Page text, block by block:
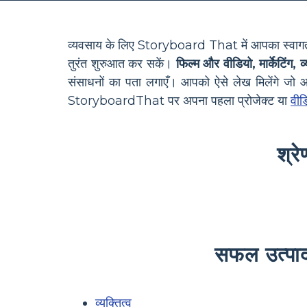
व्यवसाय के लिए Storyboard That में आपका स्वागत
तुरंत शुरुआत कर सकें।फिल्म और वीडियो,
संसाधनों का पता लगाएँ। आपको ऐसे लेख मिलेंगे जो
StoryboardThat पर अपना पहला प्रोजेक्ट या
सफल
व्यक्तित्व